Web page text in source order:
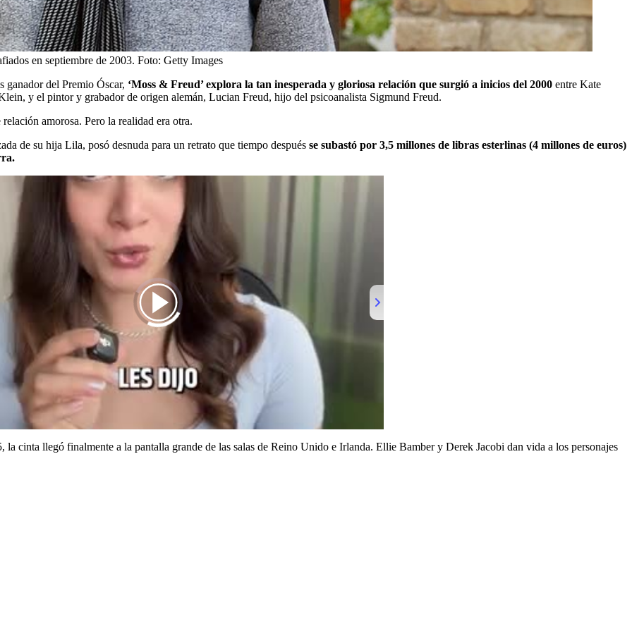
en septiembre de 2003. Foto: Getty Images
ganador del Premio Óscar, ‘Moss & Freud’ explora la tan inesperada y gloriosa relación que surgió a inicios del 2000 entre Kate
y el pintor y grabador de origen alemán, Lucian Freud, hijo del psicoanalista Sigmund Freud.
amorosa. Pero la realidad era otra.
de su hija Lila, posó desnuda para un retrato que tiempo después se subastó por 3,5 millones de libras esterlinas (4 millones de euros)
01:25 YOTUEL ROMERO criticó la dictadura cubana durante concierto del Gobierno Petro
cinta llegó finalmente a la pantalla grande de las salas de Reino Unido e Irlanda. Ellie Bamber y Derek Jacobi dan vida a los personajes